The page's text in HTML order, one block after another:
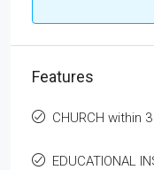
Features
CHURCH within
EDUCATIONAL